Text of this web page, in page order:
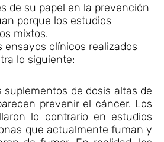
de su papel en la prevención
porque los estudios
mixtos.
ensayos clínicos realizados
lo siguiente:
suplementos de dosis altas de
prevenir el cáncer. Los
lo contrario en estudios
que actualmente fuman y